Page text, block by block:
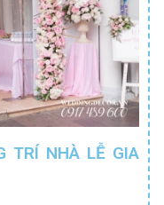
TRÍ NHÀ LỄ GIA